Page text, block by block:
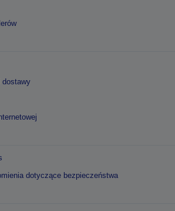
dostawy
dotyczące bezpieczeństwa